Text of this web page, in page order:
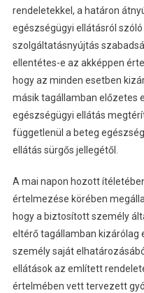
rendeletekkel, a határon
egészségügyi ellátásról
szolgáltatásnyújtás
ellentétes-e az akképpen
hogy az minden esetben
másik tagállamban előzetes
egészségügyi ellátás
függetlenül a beteg
ellátás sürgős jellegétől.
A mai napon hozott
értelmezése körében
hogy a biztosított személy
eltérő tagállamban kizárólag
személy saját
ellátások az
értelmében vett tervezett